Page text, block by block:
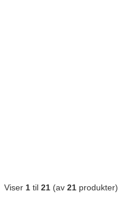
Viser 1 til 21 (av 21 produkter)